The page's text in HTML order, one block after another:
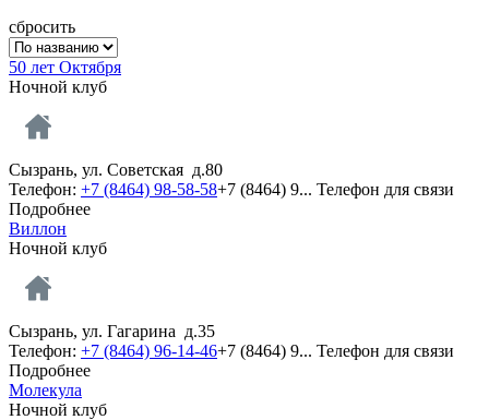
сбросить
50 лет Октября
Ночной клуб
Сызрань, ул. Советская д.80
Телефон: +7 (8464) 98-58-58+7 (8464) 9... Телефон для связи
Подробнее
Виллон
Ночной клуб
Сызрань, ул. Гагарина д.35
Телефон: +7 (8464) 96-14-46+7 (8464) 9... Телефон для связи
Подробнее
Молекула
Ночной клуб